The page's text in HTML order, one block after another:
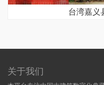
台湾嘉义
关于我们